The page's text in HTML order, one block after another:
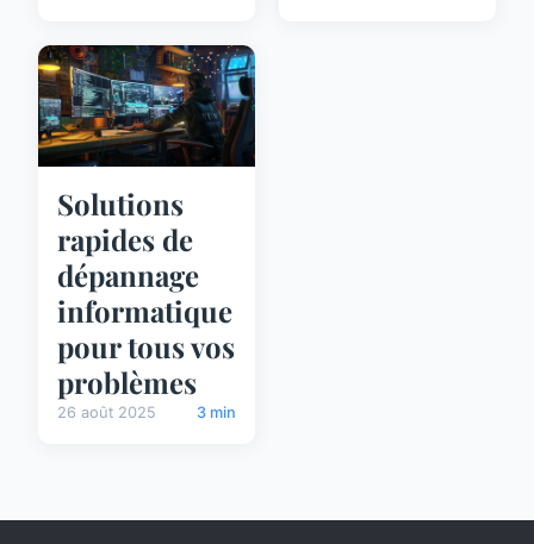
Solutions
rapides de
dépannage
informatique
pour tous vos
problèmes
26 août 2025 3 min